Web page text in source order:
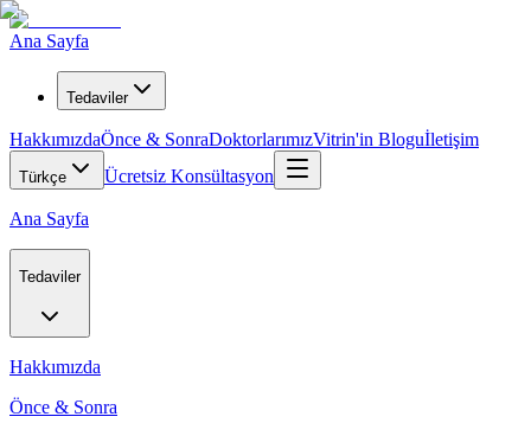
Ana Sayfa
Tedaviler
HakkımızdaÖnce & SonraDoktorlarımızVitrin'in Bloguİletişim
Türkçe Ücretsiz Konsültasyon
Ana Sayfa
Tedaviler
Hakkımızda
Önce & Sonra